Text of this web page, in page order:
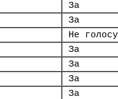
За
За
Не
За
За
За
За